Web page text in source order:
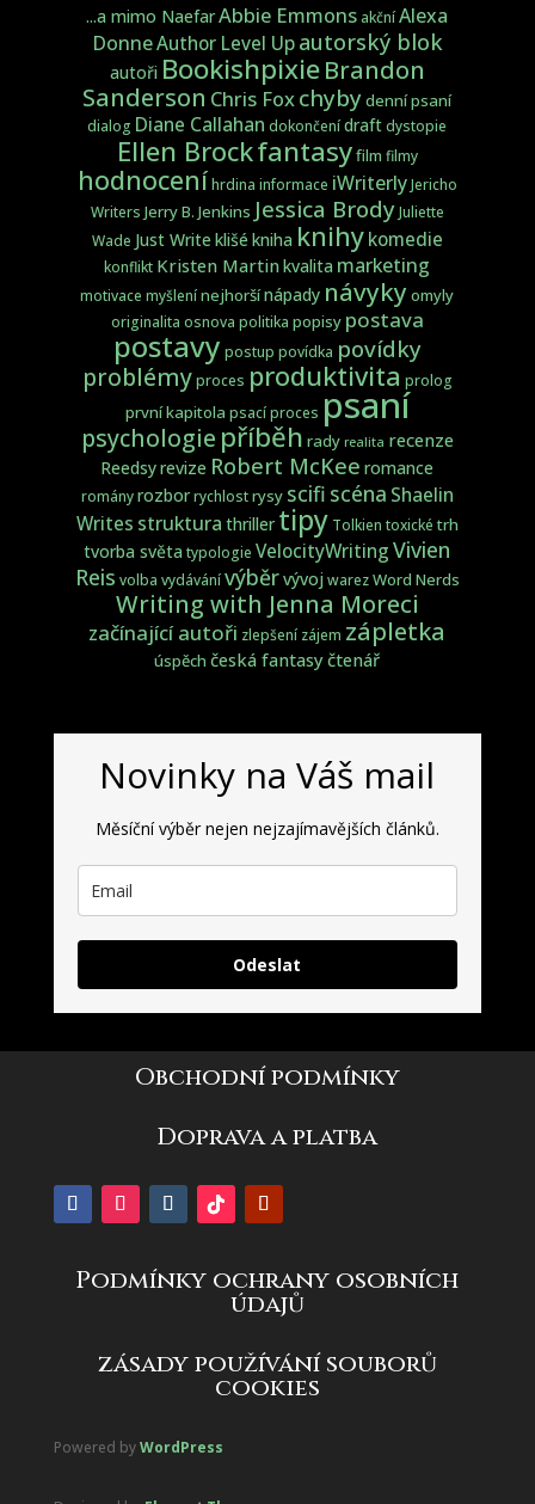
...a mimo NaefarAbbie Emmons akční Alexa
DonneAuthor Level Upautorský blok
autoři BookishpixieBrandon
Sanderson Chris Foxchybydenní psaní
dialog Diane Callahan dokončení draft dystopie
Ellen Brockfantasyfilm filmy
hodnoceníhrdina informace iWriterlyJericho
Writers Jerry B. Jenkins Jessica BrodyJuliette
Wade Just Write klišé kniha knihykomedie
konflikt Kristen Martinkvalita marketing
motivace myšlení nejhoršínápady návyky omyly
originalita osnova politika popisy postava
postavy postup povídka povídky
problémyproces produktivita prolog
první kapitola psací proces psaní
psychologie příběh rady realita recenze
Reedsyrevize Robert McKee romance
rományrozborrychlostrysy scifi scéna Shaelin
Writes struktura thriller tipy Tolkien toxické trh
tvorba světa typologie VelocityWriting Vivien
Reis volba vydávánívýběrvývoj warezWord Nerds
Writing with Jenna Moreci
začínající autoři zlepšení zájem zápletka
úspěch česká fantasyčtenář
Novinky na Váš mail
Měsíční výběr nejen nejzajímavějších článků.
Odeslat
Obchodní podmínky
Doprava a platba
Podmínky ochrany osobních
údajů
zásady používání souborů
cookies
Powered byWordPress